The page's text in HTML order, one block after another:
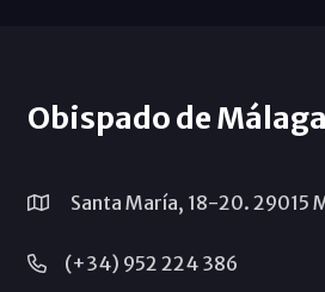
Obispado de Málaga
Santa María, 18-20. 29015
(+34) 952 224 386